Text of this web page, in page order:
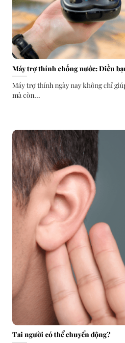
Máy trợ thính chống nước: Điều
Máy trợ thính ngày nay không chỉ
mà còn...
Tai người có thể chuyển động?